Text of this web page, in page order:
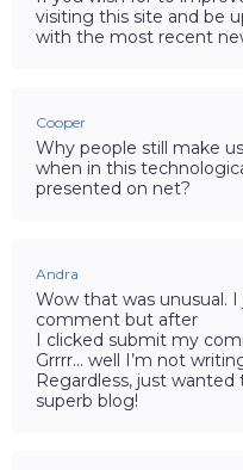
visiting this site and be
with the most recent
Cooper
Why people still make
when in this
presented on net?
Andra
Wow that was unusual.
comment but after
I clicked submit my
Grrrr… well I’m not
Regardless, just wanted
superb blog!